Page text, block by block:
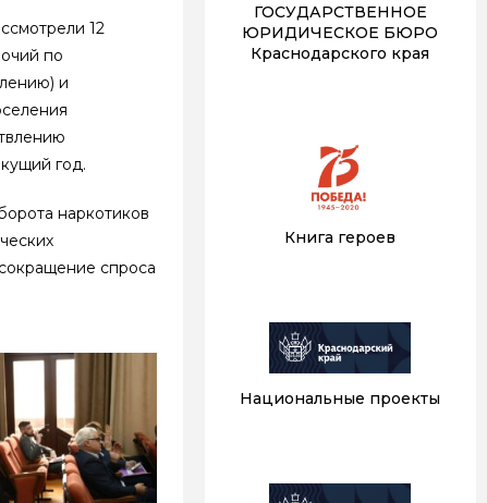
12
по
и
год.
наркотиков
спроса
ГОСУДАРСТВЕННОЕ
ЮРИДИЧЕСКОЕ БЮРО
Краснодарского края
Книга героев
Национальные проекты